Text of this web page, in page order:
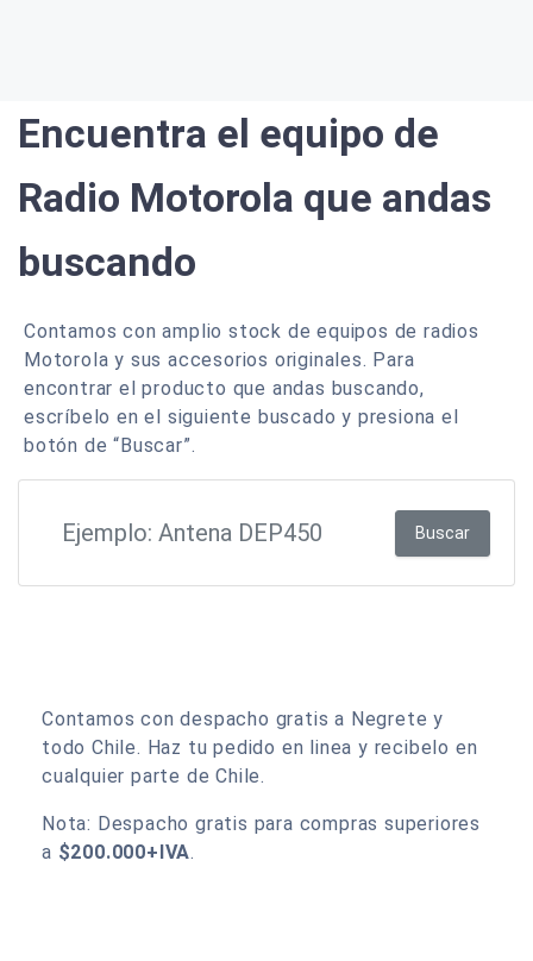
Encuentra el equipo de
Radio Motorola que andas
buscando
Contamos con amplio stock de equipos de radios
Motorola y sus accesorios originales. Para
encontrar el producto que andas buscando,
escríbelo en el siguiente buscado y presiona el
botón de “Buscar”.
Buscar
Contamos con despacho gratis a Negrete y
todo Chile. Haz tu pedido en linea y recibelo en
cualquier parte de Chile.
Nota: Despacho gratis para compras superiores
a $200.000+IVA.